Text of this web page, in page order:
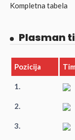
Kompletna tabela
Plasman
Pozicija Tim
1.
2.
3.